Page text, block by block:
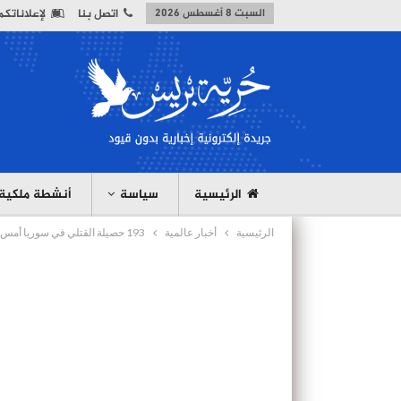
السبت 8 أغسطس 2026 اتصل بنا
الرئيسية سياسة أنشطة ملكية
الرئيسية أخبار عالمية 193 حصيلة القتلي في سوريا أمس